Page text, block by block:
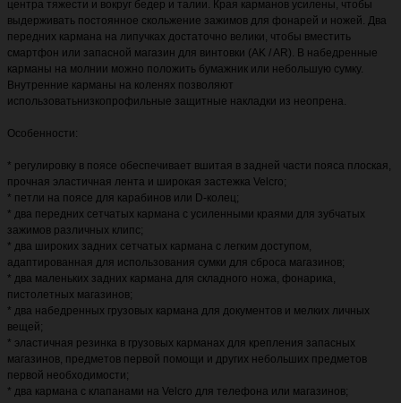
центра тяжести и вокруг бедер и талии. Края карманов усилены, чтобы
выдерживать постоянное скольжение зажимов для фонарей и ножей. Два
передних кармана на липучках достаточно велики, чтобы вместить
смартфон или запасной магазин для винтовки (AK / AR). В набедренные
карманы на молнии можно положить бумажник или небольшую сумку.
Внутренние карманы на коленях позволяют
использоватьнизкопрофильные защитные накладки из неопрена.
Особенности:
* регулировку в поясе обеспечивает вшитая в задней части пояса плоская,
прочная эластичная лента и широкая застежка Velcro;
* петли на поясе для карабинов или D-колец;
* два передних сетчатых кармана с усиленными краями для зубчатых
зажимов различных клипс;
* два широких задних сетчатых кармана с легким доступом,
адаптированная для использования сумки для сброса магазинов;
* два маленьких задних кармана для складного ножа, фонарика,
пистолетных магазинов;
* два набедренных грузовых кармана для документов и мелких личных
вещей;
* эластичная резинка в грузовых карманах для крепления запасных
магазинов, предметов первой помощи и других небольших предметов
первой необходимости;
* два кармана с клапанами на Velcro для телефона или магазинов;